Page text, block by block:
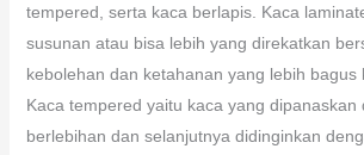
tempered, serta kaca berlapis. Kaca
susunan atau bisa lebih yang direkatkan
kebolehan dan ketahanan yang lebih bagus
Kaca tempered yaitu kaca yang dipanaskan
berlebihan dan selanjutnya didinginkan